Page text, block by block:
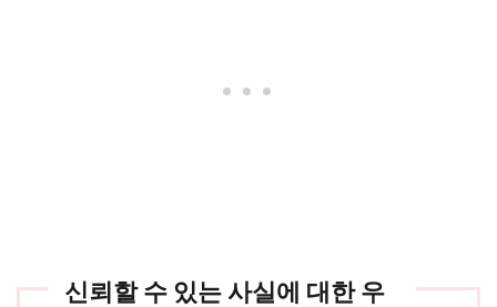
신뢰할 수 있는 사실에 대한 우